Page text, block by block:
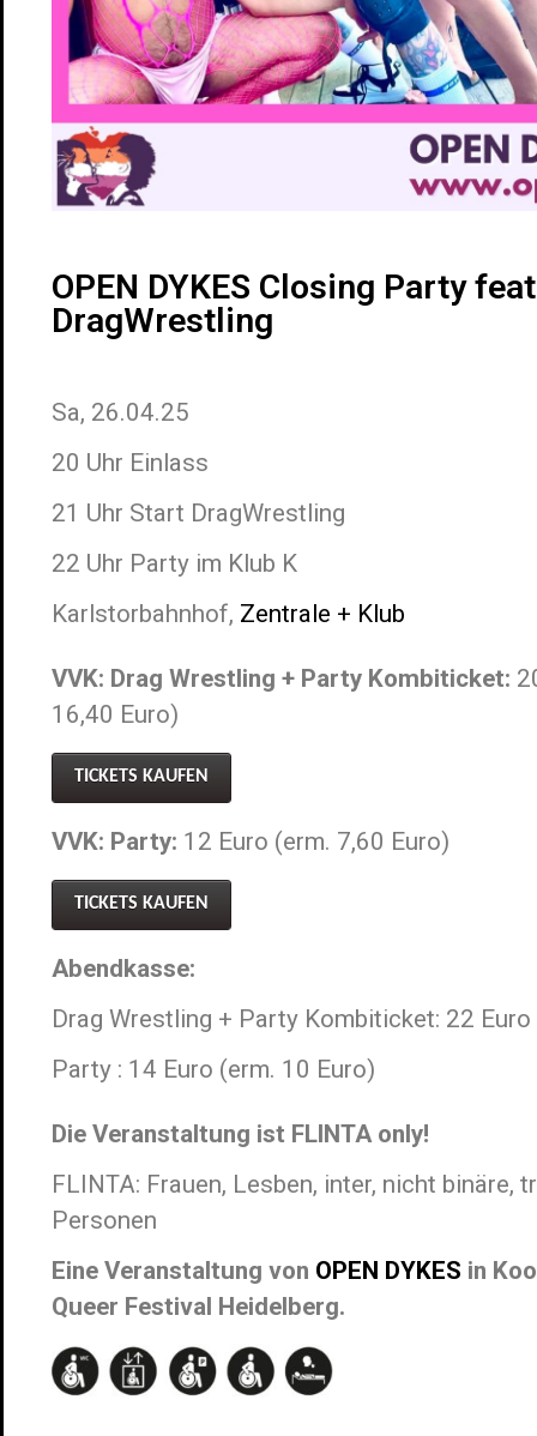
OPEN DYKES Closing Party
DragWrestling
Sa, 26.04.25
20 Uhr Einlass
21 Uhr Start DragWrestling
22 Uhr Party im Klub K
Karlstorbahnhof, Zentrale + Klub
VVK: Drag Wrestling + Party Kombiticket:
16,40 Euro)
TICKETS KAUFEN
VVK: Party: 12 Euro (erm. 7,60 Euro)
TICKETS KAUFEN
Abendkasse:
Drag Wrestling + Party Kombiticket: 22
Party : 14 Euro (erm. 10 Euro)
Die Veranstaltung ist FLINTA only!
FLINTA: Frauen, Lesben, inter, nicht binäre,
Personen
Eine Veranstaltung von OPEN DYKES in
Queer Festival Heidelberg.